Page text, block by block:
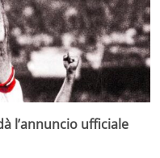
l’annuncio ufficiale